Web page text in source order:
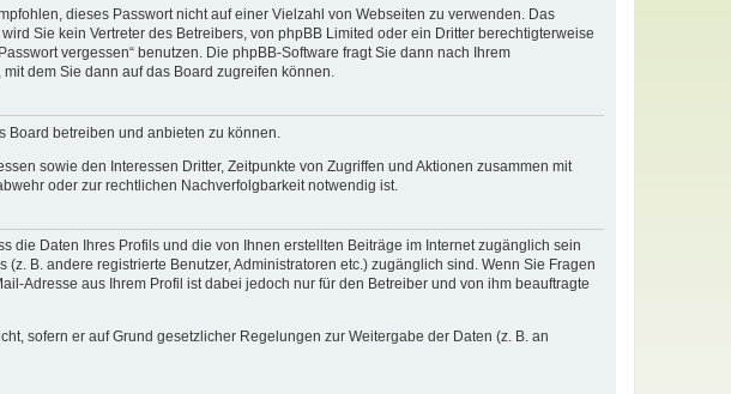
dieses Passwort nicht auf einer Vielzahl von Webseiten zu verwenden. Das
Sie kein Vertreter des Betreibers, von phpBB Limited oder ein Dritter berechtigterweise
vergessen“ benutzen. Die phpBB-Software fragt Sie dann nach Ihrem
dem Sie dann auf das Board zugreifen können.
betreiben und anbieten zu können.
sowie den Interessen Dritter, Zeitpunkte von Zugriffen und Aktionen zusammen mit
oder zur rechtlichen Nachverfolgbarkeit notwendig ist.
die Daten Ihres Profils und die von Ihnen erstellten Beiträge im Internet zugänglich sein
B. andere registrierte Benutzer, Administratoren etc.) zugänglich sind. Wenn Sie Fragen
Adresse aus Ihrem Profil ist dabei jedoch nur für den Betreiber und von ihm beauftragte
sofern er auf Grund gesetzlicher Regelungen zur Weitergabe der Daten (z. B. an